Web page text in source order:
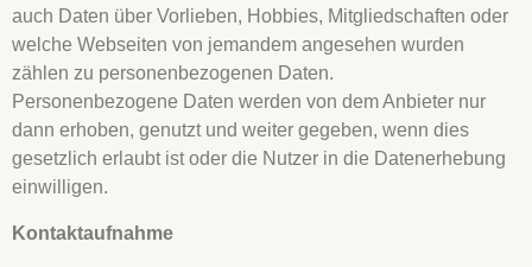
auch Daten über Vorlieben, Hobbies, Mitgliedschaften oder
welche Webseiten von jemandem angesehen wurden
zählen zu personenbezogenen Daten.
Personenbezogene Daten werden von dem Anbieter nur
dann erhoben, genutzt und weiter gegeben, wenn dies
gesetzlich erlaubt ist oder die Nutzer in die Datenerhebung
einwilligen.
Kontaktaufnahme